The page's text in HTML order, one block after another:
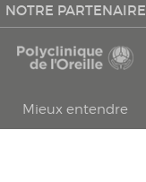
NOTRE PARTENAIRE
Mieux entendre